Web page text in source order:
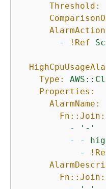
Threshold:
-
!Ref
Type:
Properties:
AlarmName:
Fn::Join:
-
'-'
-
-
-
Fn::Join: